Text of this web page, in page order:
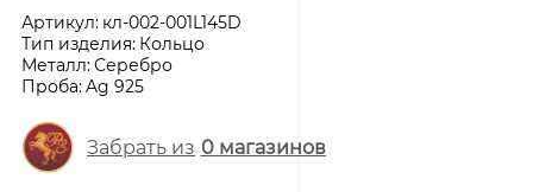
Артикул: кл-002-001L145D
Тип изделия: Кольцо
Металл:Серебро
Проба:Ag 925
Забрать из 0магазинов